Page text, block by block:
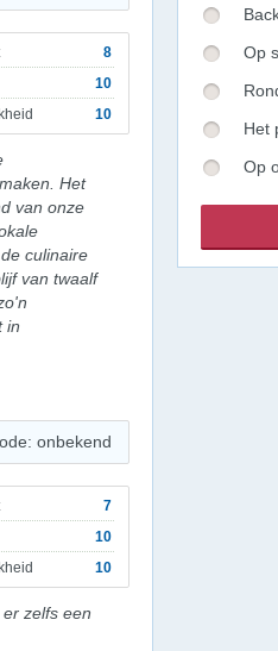
8
10
10
Het
van onze
culinaire
van twaalf
in
onbekend
7
10
10
zelfs een
Op
Het
Op